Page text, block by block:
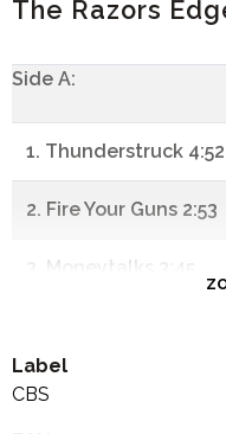
The Razors
Side A:
1. Thunderstruck 4:52
2. Fire Your Guns 2:53
3. Moneytalks 3:45
5. Mistress For
Label
CBS